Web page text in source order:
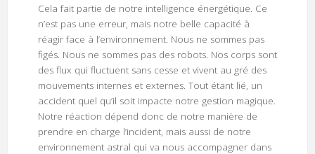
Cela fait partie de notre intelligence énergétique. Ce
n’est pas une erreur, mais notre belle capacité à
réagir face à l’environnement. Nous ne sommes pas
figés. Nous ne sommes pas des robots. Nos corps sont
des flux qui fluctuent sans cesse et vivent au gré des
mouvements internes et externes. Tout étant lié, un
accident quel qu’il soit impacte notre gestion magique.
Notre réaction dépend donc de notre manière de
prendre en charge l’incident, mais aussi de notre
environnement astral qui va nous accompagner dans